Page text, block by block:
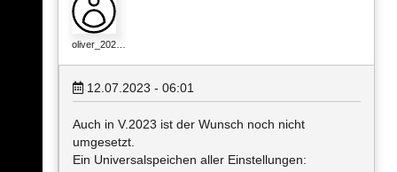
oliver_202…
12.07.2023 - 06:01
Auch in V.2023 ist der Wunsch noch nicht
umgesetzt.
Ein Universalspeichen aller Einstellungen: